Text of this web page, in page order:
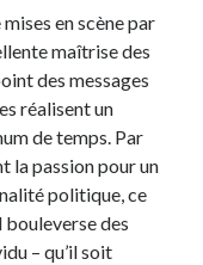
en scène par
maîtrise des
des messages
réalisent un
de temps. Par
la passion pour un
politique, ce
des
– qu’il soit